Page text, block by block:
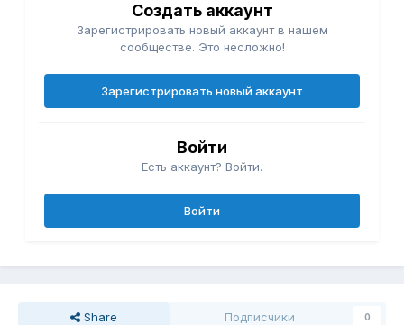
Создать аккаунт
Зарегистрировать новый аккаунт в нашем
сообществе. Это несложно!
Зарегистрировать новый аккаунт
Войти
Есть аккаунт? Войти.
Войти
Share Подписчики 0